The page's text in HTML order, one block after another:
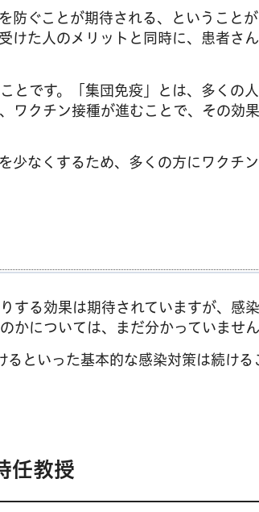
防ぐことが期待される、ということが
けた人のメリットと同時に、患者さ
とです。「集団免疫」とは、多くの
ワクチン接種が進むことで、その効
少なくするため、多くの方にワクチ
する効果は期待されていますが、感
かについては、まだ分かっていません
といった基本的な感染対策は続ける
任教授